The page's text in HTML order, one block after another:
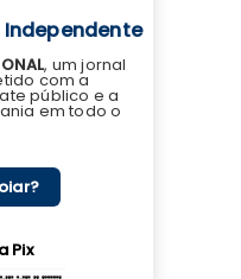
, um jornal
com a
público e a
em todo o
Pix